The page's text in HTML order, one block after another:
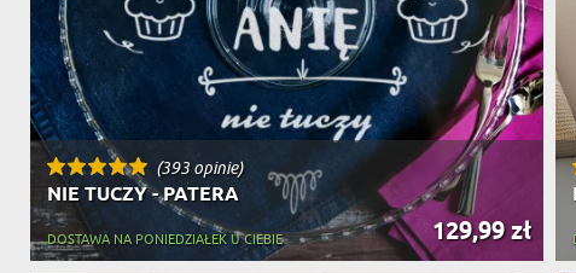
(393 opinie)
NIE TUCZY - PATERA
129,99 zł
DOSTAWA NA PONIEDZIAŁEK U CIEBIE